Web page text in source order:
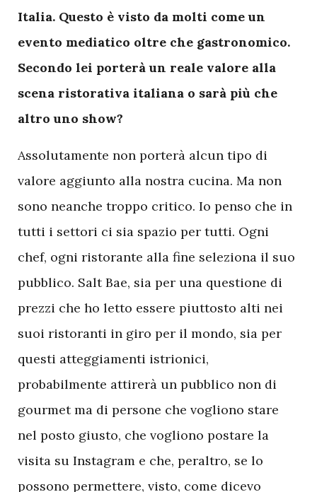
Italia. Questo è visto da molti come un
evento mediatico oltre che gastronomico.
Secondo lei porterà un reale valore alla
scena ristorativa italiana o sarà più che
altro uno show?
Assolutamente non porterà alcun tipo di
valore aggiunto alla nostra cucina. Ma non
sono neanche troppo critico. Io penso che in
tutti i settori ci sia spazio per tutti. Ogni
chef, ogni ristorante alla fine seleziona il suo
pubblico. Salt Bae, sia per una questione di
prezzi che ho letto essere piuttosto alti nei
suoi ristoranti in giro per il mondo, sia per
questi atteggiamenti istrionici,
probabilmente attirerà un pubblico non di
gourmet ma di persone che vogliono stare
nel posto giusto, che vogliono postare la
visita su Instagram e che, peraltro, se lo
possono permettere, visto, come dicevo